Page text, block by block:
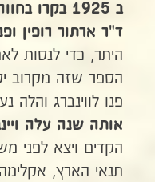
ב 1925 בקרו בחווה
ד"ר ארתור רופין
היתר, כדי לנסות
הספר שזה מקרוב
פנו לווינברג
אותה שנה עלה
הקדים ויצא לפני
תנאי הארץ,